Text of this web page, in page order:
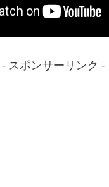
- スポンサーリンク -